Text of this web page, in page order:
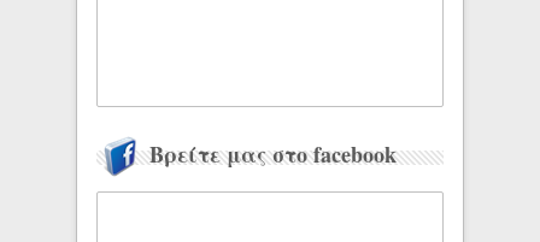
Βρείτε μας στο facebook